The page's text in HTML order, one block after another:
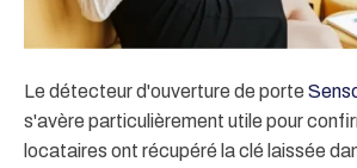
Le détecteur d'ouverture de porte
s'avère particulièrement utile pour
locataires ont récupéré la clé laissée